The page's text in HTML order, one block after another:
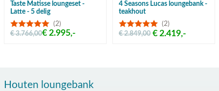
Taste Matisse loungeset -
Latte - 5 delig
(2)
€ 3.766,00€ 2.995,-
4 Seasons Lucas loungebank -
teakhout
(2)
€ 2.419,-
€ 2.849,00
Houten loungebank